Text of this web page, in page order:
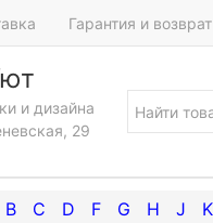
Гарантия и возврат
и дизайна
29
B C D F G H J K